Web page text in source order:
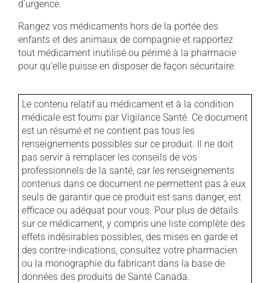
d'urgence.
Rangez vos médicaments hors de la portée des
enfants et des animaux de compagnie et rapportez
tout médicament inutilisé ou périmé à la pharmacie
pour qu'elle puisse en disposer de façon sécuritaire.
Le contenu relatif au médicament et à la condition
médicale est fourni par Vigilance Santé. Ce document
est un résumé et ne contient pas tous les
renseignements possibles sur ce produit. Il ne doit
pas servir à remplacer les conseils de vos
professionnels de la santé, car les renseignements
contenus dans ce document ne permettent pas à eux
seuls de garantir que ce produit est sans danger, est
efficace ou adéquat pour vous. Pour plus de détails
sur ce médicament, y compris une liste complète des
effets indésirables possibles, des mises en garde et
des contre-indications, consultez votre pharmacien
ou la monographie du fabricant dans la base de
données des produits de Santé Canada.